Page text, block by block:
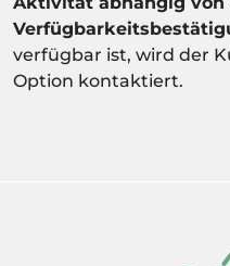
verfügbar ist, wird der
Option kontaktiert.